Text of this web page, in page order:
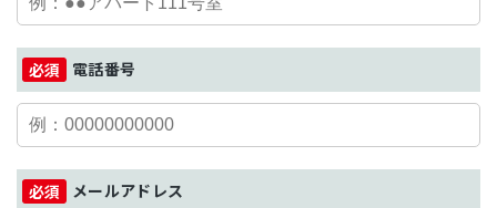
電話番号
メールアドレス